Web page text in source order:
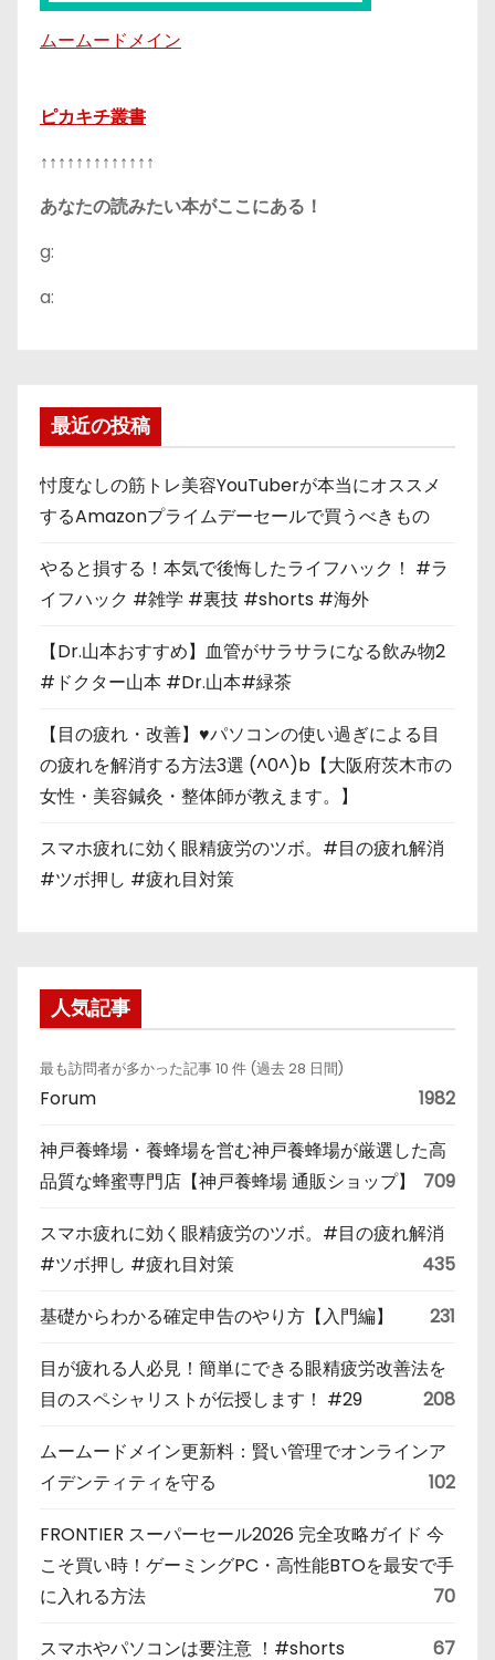
ムームードメイン
ピカキチ叢書
↑↑↑↑↑↑↑↑↑↑↑↑↑
あなたの読みたい本がここにある！
g:
a:
最近の投稿
忖度なしの筋トレ美容YouTuberが本当にオススメ
するAmazonプライムデーセールで買うべきもの
やると損する！本気で後悔したライフハック！ #ラ
イフハック #雑学 #裏技 #shorts #海外
【Dr.山本おすすめ】血管がサラサラになる飲み物2
#ドクター山本 #Dr.山本#緑茶
【目の疲れ・改善】♥パソコンの使い過ぎによる目
の疲れを解消する方法3選 (^0^)b【大阪府茨木市の
女性・美容鍼灸・整体師が教えます。】
スマホ疲れに効く眼精疲労のツボ。#目の疲れ解消
#ツボ押し #疲れ目対策
人気記事
最も訪問者が多かった記事 10 件 (過去 28 日間)
Forum 1982
神戸養蜂場・養蜂場を営む神戸養蜂場が厳選した高
品質な蜂蜜専門店【神戸養蜂場 通販ショップ】
709
スマホ疲れに効く眼精疲労のツボ。#目の疲れ解消
#ツボ押し #疲れ目対策
435
基礎からわかる確定申告のやり方【入門編】 231
目が疲れる人必見！簡単にできる眼精疲労改善法を
目のスペシャリストが伝授します！ #29
208
ムームードメイン更新料：賢い管理でオンラインア
イデンティティを守る
102
FRONTIER スーパーセール2026 完全攻略ガイド 今
こそ買い時！ゲーミングPC・高性能BTOを最安で手
に入れる方法
70
スマホやパソコンは要注意 ！#shorts 67